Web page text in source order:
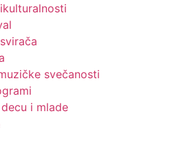
svečanosti
i mlade